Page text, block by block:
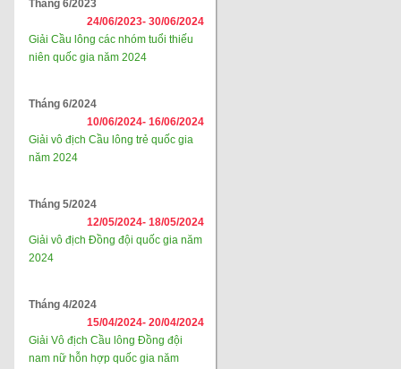
Tháng 6/2023
24/06/2023- 30/06/2024
Giải Cầu lông các nhóm tuổi thiếu
niên quốc gia năm 2024
Tháng 6/2024
10/06/2024- 16/06/2024
Giải vô địch Cầu lông trẻ quốc gia
năm 2024
Tháng 5/2024
12/05/2024- 18/05/2024
Giải vô địch Đồng đội quốc gia năm
2024
Tháng 4/2024
15/04/2024- 20/04/2024
Giải Vô địch Cầu lông Đồng đội
nam nữ hỗn hợp quốc gia năm